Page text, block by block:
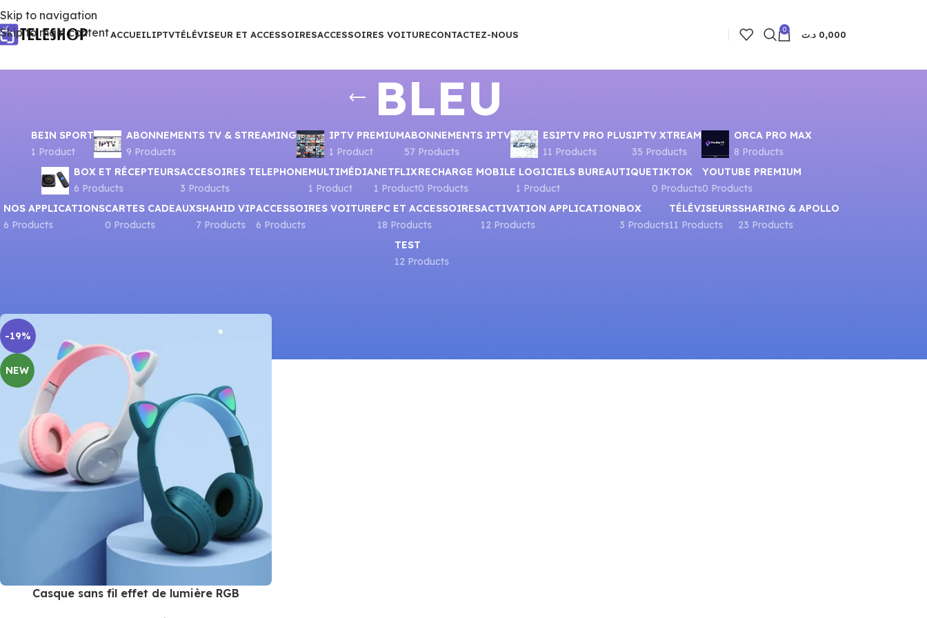
Skip to navigation
Skip to main contentACCUEILIPTVTÉLÉVISEUR ET ACCESSOIRESACCESSOIRES VOITURECONTACTEZ-NOUS 0 0,000 د.ت
BLEU
BEIN SPORT
1 Product
ABONNEMENTS TV & STREAMING
9 Products
IPTV PREMIUM
1 Product
ABONNEMENTS IPTV
57 Products
ESIPTV PRO PLUS
11 Products
IPTV XTREAM
35 Products
ORCA PRO MAX
8 Products
BOX ET RÉCEPTEURS
6 Products
ACCESOIRES TELEPHONE
3 Products
MULTIMÉDIA
1 Product
NETFLIX
1 Product
RECHARGE MOBILE
0 Products
LOGICIELS BUREAUTIQUE
1 Product
TIKTOK
0 Products
YOUTUBE PREMIUM
0 Products
NOS APPLICATIONS
6 Products
CARTES CADEAUX
0 Products
SHAHID VIP
7 Products
ACCESSOIRES VOITURE
6 Products
PC ET ACCESSOIRES
18 Products
ACTIVATION APPLICATION
12 Products
BOX
3 Products
TÉLÉVISEURS
11 Products
SHARING & APOLLO
23 Products
TEST
12 Products
-19%
NEW
Casque sans fil effet de lumière RGB